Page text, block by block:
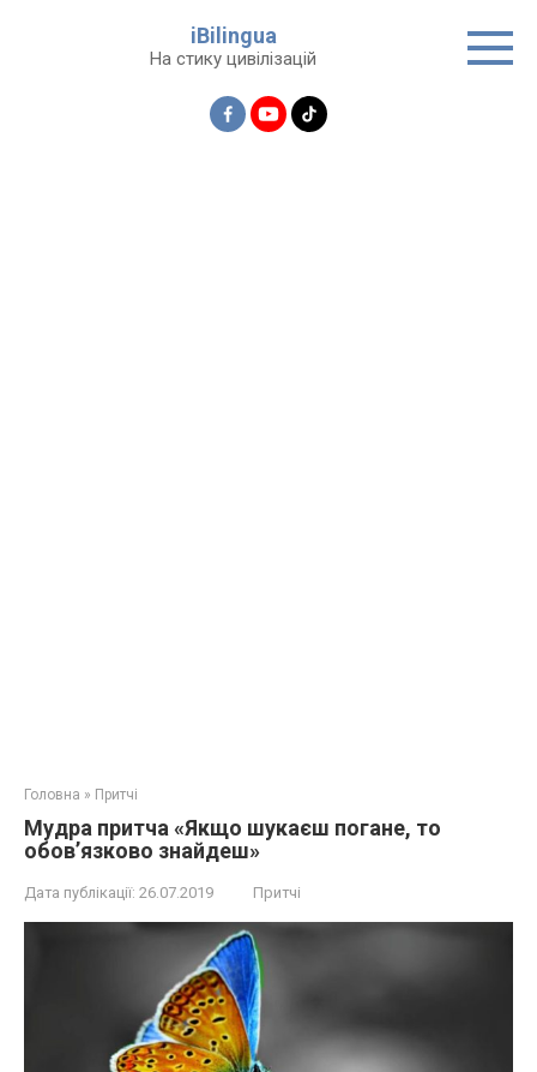
iBilingua
На стику цивілізацій
Головна » Притчі
Мудра притча «Якщо шукаєш погане, то
обов’язково знайдеш»
Дата публікації: 26.07.2019 Притчі